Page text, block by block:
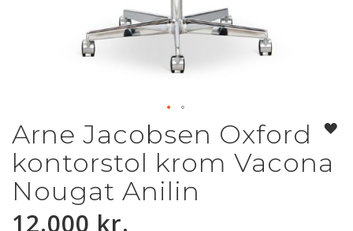
Gå
til
starten
af
billedgalleriet
Arne Jacobsen Oxford
kontorstol krom Vacona
Nougat Anilin
12.000 kr.